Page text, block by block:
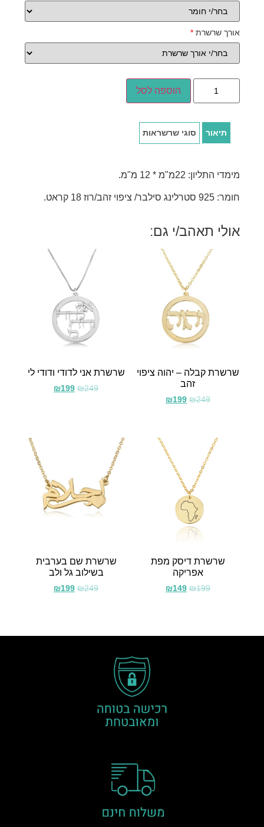
אורך שרשרת*
הוספה לסל
תיאור סוגי שרשראות
מימדי התליון: 22מ"מ * 12 מ"מ.
חומר: 925 סטרלינג סילבר/ ציפוי זהב/רוז 18 קראט.
אולי תאהב/י גם:
שרשרת קבלה – יהוה ציפוי
זהב
₪249
₪199
שרשרת אני לדודי ודודי לי
₪249
₪199
שרשרת דיסק מפת
אפריקה
₪199
₪149
שרשרת שם בערבית
בשילוב גל ולב
₪249
₪199